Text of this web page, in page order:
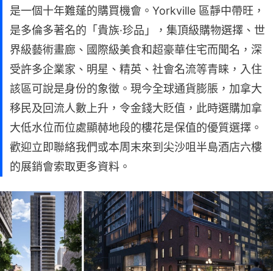
是一個十年難蓬的購買機會。Yorkville 區靜中帶旺，
是多倫多著名的「貴族·珍品」，集頂級購物選擇、世
界級藝術畫廊、國際級美食和超豪華住宅而聞名，深
受許多企業家、明星、精英、社會名流等青睐，入住
該區可說是身份的象徵。現今全球通貨膨脹，加拿大
移民及回流人數上升，令金錢大貶值，此時選購加拿
大低水位而位處顯赫地段的樓花是保值的優質選擇。
歡迎立即聯絡我們或本周末來到尖沙咀半島酒店六樓
的展銷會索取更多資料。